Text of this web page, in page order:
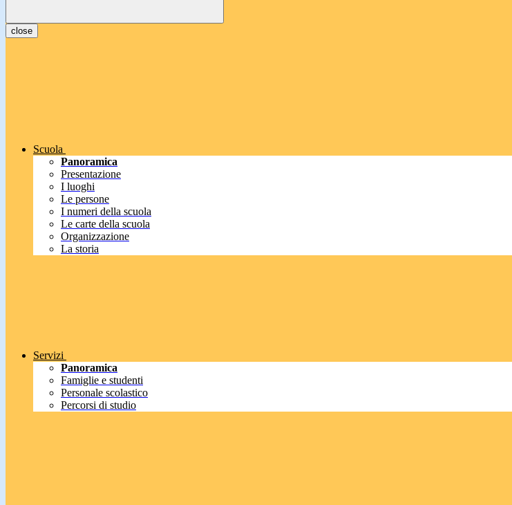
close
Scuola
Panoramica
Presentazione
I luoghi
Le persone
I numeri della scuola
Le carte della scuola
Organizzazione
La storia
Servizi
Panoramica
Famiglie e studenti
Personale scolastico
Percorsi di studio